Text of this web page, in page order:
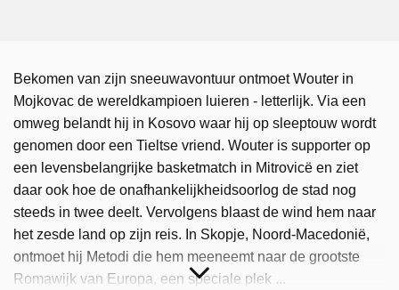
Bekomen van zijn sneeuwavontuur ontmoet Wouter in
Mojkovac de wereldkampioen luieren - letterlijk. Via een
omweg belandt hij in Kosovo waar hij op sleeptouw wordt
genomen door een Tieltse vriend. Wouter is supporter op
een levensbelangrijke basketmatch in Mitrovicë en ziet
daar ook hoe de onafhankelijkheidsoorlog de stad nog
steeds in twee deelt. Vervolgens blaast de wind hem naar
het zesde land op zijn reis. In Skopje, Noord-Macedonië,
ontmoet hij Metodi die hem meeneemt naar de grootste
Romawijk van Europa, een speciale plek ...